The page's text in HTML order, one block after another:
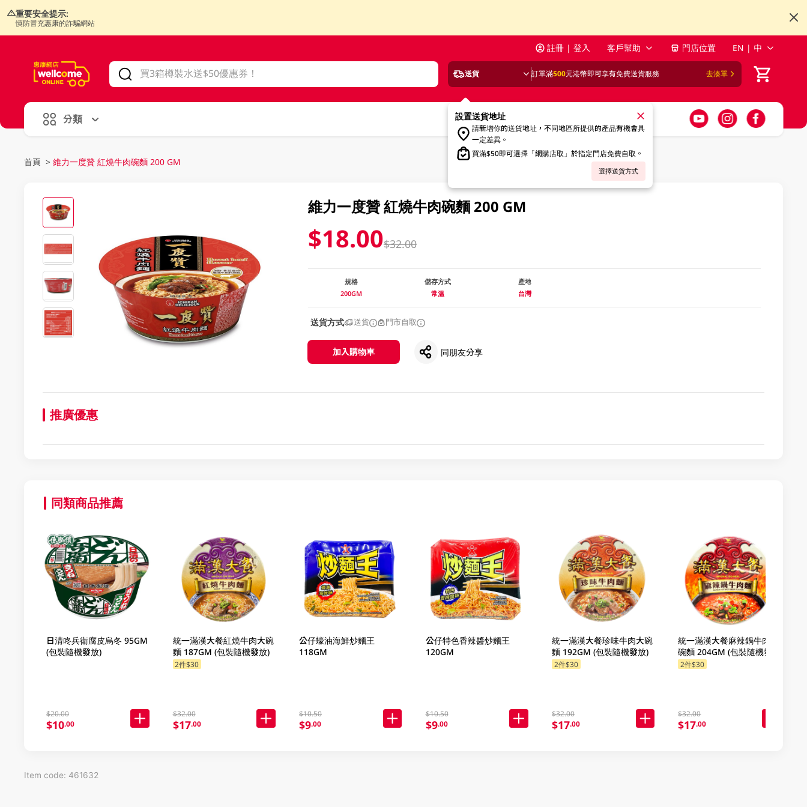
重要安全提示:
慎防冒充惠康的詐騙網站
註冊 | 登入 客戶幫助 門店位置 EN | 中
送貨 訂單滿500元港幣即可享有免費送貨服務 去湊單
設置送貨地址
請新增你的送貨地址，不同地區所提供的產品有機會具
一定差異。
買滿$50即可選擇「網購店取」於指定門店免費自取。
選擇送貨方式
分類
首頁 > 維力一度贊 紅燒牛肉碗麵 200 GM
維力一度贊 紅燒牛肉碗麵 200 GM
$18.00$32.00
規格
200GM
儲存方式
常溫
產地
台灣
送貨方式 送貨 門市自取
加入購物車 同朋友分享
推廣優惠
同類商品推薦
日清咚兵衛腐皮烏冬 95GM
(包裝隨機發放)
$20.00
$10.00
統一滿漢大餐紅燒牛肉大碗
麵 187GM (包裝隨機發放)
2件$30
$32.00
$17.00
公仔蠔油海鮮炒麵王
118GM
$10.50
$9.00
公仔特色香辣醬炒麵王
120GM
$10.50
$9.00
統一滿漢大餐珍味牛肉大碗
麵 192GM (包裝隨機發放)
2件$30
$32.00
$17.00
統一滿漢大餐麻辣鍋牛肉大
碗麵 204GM (包裝隨機發放)
2件$30
$32.00
$17.00
Item code: 461632